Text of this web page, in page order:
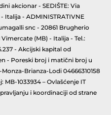
akcionar - SEDIŠTE: Via
Italija - ADMINISTRATIVNE
snc - 20861 Brugherio
(MB) - Italija - Tel.:
- Akcijski kapital od
- Poreski broj i matični broj u
Brianza-Lodi 04666310158
1033934 – Ovlašćenje IT
i koordinaciji od strane